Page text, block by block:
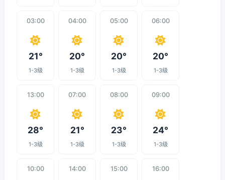
03:00
21°
1-3级
04:00
20°
1-3级
05:00
20°
1-3级
06:00
20°
1-3级
13:00
28°
1-3级
07:00
21°
1-3级
08:00
23°
1-3级
09:00
24°
1-3级
10:00 14:00 15:00 16:00